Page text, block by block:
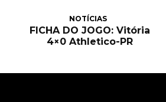
NOTÍCIAS
FICHA DO JOGO: Vitória
4×0 Athletico-PR